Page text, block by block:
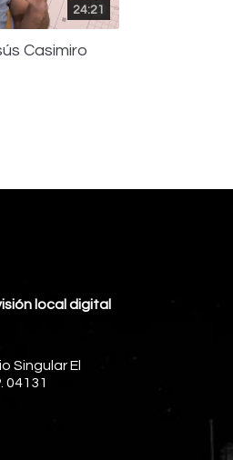
24:21
Casimiro
local digital
Singular El
04131